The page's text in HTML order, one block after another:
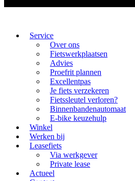
Service
Over ons
Fietswerkplaatsen
Advies
Proefrit plannen
Excellentpas
Je fiets verzekeren
Fietssleutel verloren?
Binnenbandenautomaat
E-bike keuzehulp
Winkel
Werken bij
Leasefiets
Via werkgever
Private lease
Actueel